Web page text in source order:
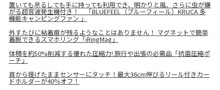
置いても吊るしても手に持っても利用でき、明かりと風、さらに虫が嫌
がる超音波発生機付き！ 「BLUEFEEL（ブルーフィール）KRUCA 多
機能キャンピングファン 」
外すたびに粘着痕が残るようなことはありません！ マグネットで簡単
着脱できるスマホリング「iRingMag」
体積を約50%削減する優れた圧縮力! 旅行や出張の必需品「抗菌圧縮ポ
ーチ」
首から提げたままセンサーにタッチ！最大36cm伸びるリール付きカー
ドホルダーが40％オフ！